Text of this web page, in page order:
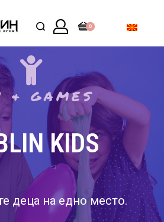
0
& GAMES
KIDS
деца на едно место.